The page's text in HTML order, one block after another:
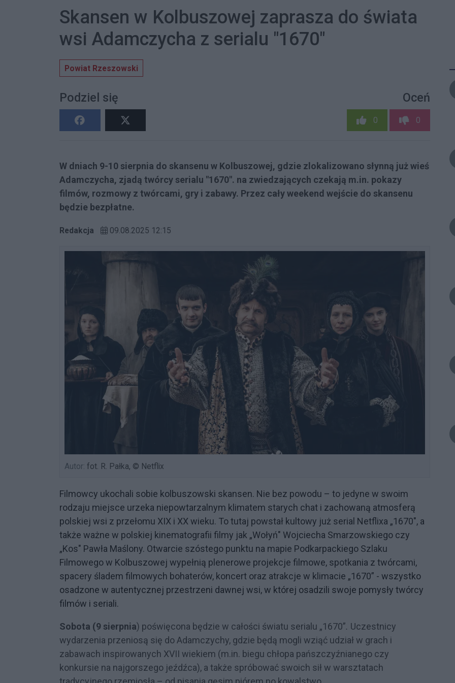
Skansen w Kolbuszowej zaprasza do świata
wsi Adamczycha z serialu "1670"
Powiat Rzeszowski
Podziel się Oceń
0 0
W dniach 9-10 sierpnia do skansenu w Kolbuszowej, gdzie zlokalizowano słynną już wieś
Adamczycha, zjadą twórcy serialu "1670". na zwiedzających czekają m.in. pokazy
filmów, rozmowy z twórcami, gry i zabawy. Przez cały weekend wejście do skansenu
będzie bezpłatne.
Redakcja 09.08.2025 12:15
Autor: fot. R. Pałka, © Netflix
Filmowcy ukochali sobie kolbuszowski skansen. Nie bez powodu – to jedyne w swoim
rodzaju miejsce urzeka niepowtarzalnym klimatem starych chat i zachowaną atmosferą
polskiej wsi z przełomu XIX i XX wieku. To tutaj powstał kultowy już serial Netflixa „1670", a
także ważne w polskiej kinematografii filmy jak „Wołyń" Wojciecha Smarzowskiego czy
„Kos" Pawła Maślony. Otwarcie szóstego punktu na mapie Podkarpackiego Szlaku
Filmowego w Kolbuszowej wypełnią plenerowe projekcje filmowe, spotkania z twórcami,
spacery śladem filmowych bohaterów, koncert oraz atrakcje w klimacie „1670” - wszystko
osadzone w autentycznej przestrzeni dawnej wsi, w której osadzili swoje pomysły twórcy
filmów i seriali.
Sobota (9 sierpnia) poświęcona będzie w całości światu serialu „1670”. Uczestnicy
wydarzenia przeniosą się do Adamczychy, gdzie będą mogli wziąć udział w grach i
zabawach inspirowanych XVII wiekiem (m.in. biegu chłopa pańszczyźnianego czy
konkursie na najgorszego jeźdźca), a także spróbować swoich sił w warsztatach